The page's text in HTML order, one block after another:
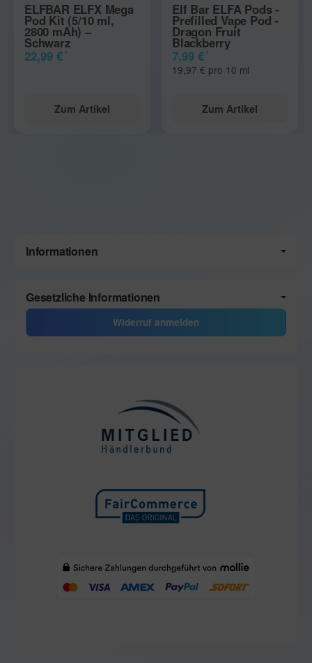
ELFBAR ELFX Mega
Pod Kit (5/10 ml,
2800 mAh) –
Schwarz
22,99 €*
Zum Artikel
Elf Bar ELFA Pods -
Prefilled Vape Pod -
Dragon Fruit
Blackberry
7,99 €*
19,97 € pro 10 ml
Zum Artikel
Informationen
Gesetzliche Informationen
Widerruf anmelden